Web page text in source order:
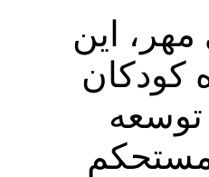
این
کودکان